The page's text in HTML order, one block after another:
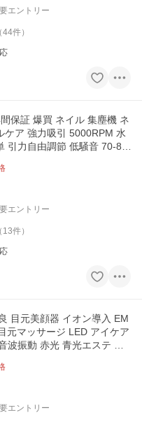
要エントリー
44件）
保証 爆買 ネイル 集塵機 ネ
ケア 強力吸引 5000RPM 水
引力自由調節 低騒音 70-80
要エントリー
13件）
目元美顔器 イオン導入 EM
元マッサージ LED アイケア
波振動 赤光 青光エステ 爆
要エントリー